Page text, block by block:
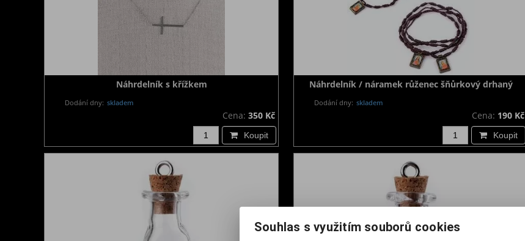
Náhrdelník s křížkem
Dodání dny: skladem
Cena: 350 Kč
Koupit
Náhrdelník / náramek růženec šňůrkový drhaný
Dodání dny: skladem
Cena: 190 Kč
Koupit
Souhlas s využitím souborů cookies